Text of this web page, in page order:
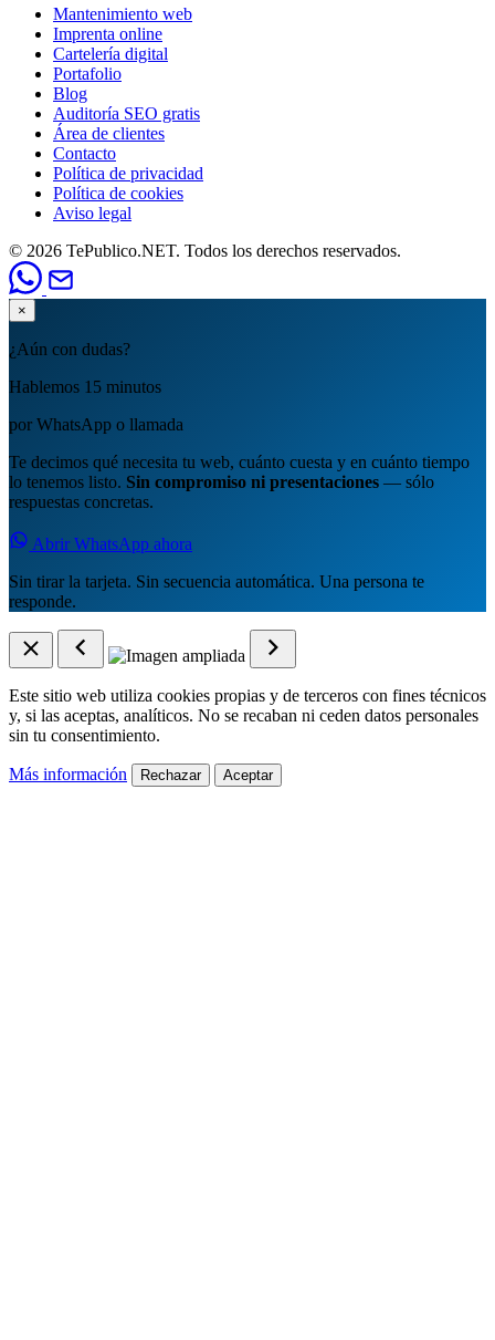
Mantenimiento web
Imprenta online
Cartelería digital
Portafolio
Blog
Auditoría SEO gratis
Área de clientes
Contacto
Política de privacidad
Política de cookies
Aviso legal
© 2026 TePublico.NET. Todos los derechos reservados.
×
¿Aún con dudas?
Hablemos 15 minutos
por WhatsApp o llamada
Te decimos qué necesita tu web, cuánto cuesta y en cuánto tiempo
lo tenemos listo. Sin compromiso ni presentaciones — sólo
respuestas concretas.
Abrir WhatsApp ahora
Sin tirar la tarjeta. Sin secuencia automática. Una persona te
responde.
Este sitio web utiliza cookies propias y de terceros con fines técnicos
y, si las aceptas, analíticos. No se recaban ni ceden datos personales
sin tu consentimiento.
Más información Rechazar Aceptar